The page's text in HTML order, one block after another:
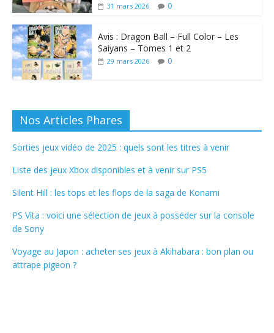
31 mars 2026 0
Avis : Dragon Ball – Full Color – Les
Saiyans – Tomes 1 et 2
29 mars 2026 0
Nos Articles Phares
Sorties jeux vidéo de 2025 : quels sont les titres à venir
Liste des jeux Xbox disponibles et à venir sur PS5
Silent Hill : les tops et les flops de la saga de Konami
PS Vita : voici une sélection de jeux à posséder sur la console
de Sony
Voyage au Japon : acheter ses jeux à Akihabara : bon plan ou
attrape pigeon ?